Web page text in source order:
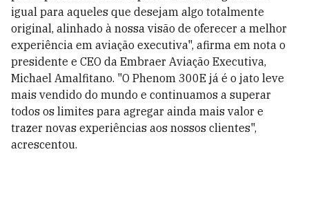
igual para aqueles que desejam algo totalmente
original, alinhado à nossa visão de oferecer a melhor
experiência em aviação executiva", afirma em nota o
presidente e CEO da Embraer Aviação Executiva,
Michael Amalfitano. "O Phenom 300E já é o jato leve
mais vendido do mundo e continuamos a superar
todos os limites para agregar ainda mais valor e
trazer novas experiências aos nossos clientes",
acrescentou.